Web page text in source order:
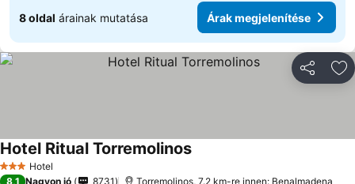
8 oldal árainak mutatása Árak megjelenítése
3 Kategória
Hotel
Hotel Ritual Torremolinos
8,1 Nagyon jó 8731 Torremolinos, 7.2 km-re innen: Benalmadena